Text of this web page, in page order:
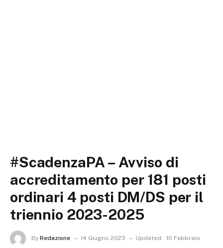
#ScadenzaPA – Avviso di
accreditamento per 181 posti
ordinari 4 posti DM/DS per il
triennio 2023-2025
By Redazione 14 Giugno 2023 Updated: 10 Febbraio